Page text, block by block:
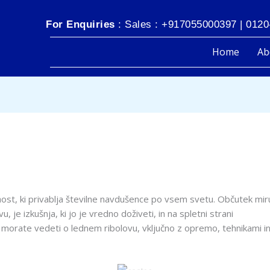
For Enquiries : Sales : +917055000397 |
Home
ki privablja številne navdušence po vsem svetu. Občutek
je izkušnja, ki jo je vredno doživeti, in na spletni strani
vedeti o lednem ribolovu, vključno z opremo, tehnikami